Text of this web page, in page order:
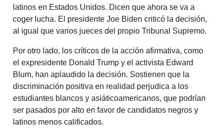
latinos en Estados Unidos. Dicen que ahora se va a
coger lucha. El presidente Joe Biden criticó la decisión,
al igual que varios jueces del propio Tribunal Supremo.
Por otro lado, los críticos de la acción afirmativa, como
el expresidente Donald Trump y el activista Edward
Blum, han aplaudido la decisión. Sostienen que la
discriminación positiva en realidad perjudica a los
estudiantes blancos y asiáticoamericanos, que podrían
ser pasados por alto en favor de candidatos negros y
latinos menos calificados.